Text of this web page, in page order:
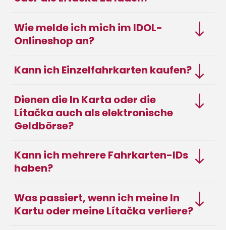
Wie melde ich mich im IDOL-
Onlineshop an?
Kann ich Einzelfahrkarten kaufen?
Dienen die In Karta oder die
Lítačka auch als elektronische
Geldbörse?
Kann ich mehrere Fahrkarten-IDs
haben?
Was passiert, wenn ich meine In
Kartu oder meine Lítačka verliere?